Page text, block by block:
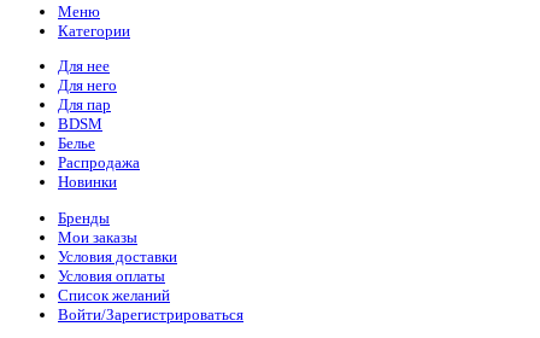
Меню
Категории
Для нее
Для него
Для пар
BDSM
Белье
Распродажа
Новинки
Бренды
Мои заказы
Условия доставки
Условия оплаты
Список желаний
Войти/Зарегистрироваться